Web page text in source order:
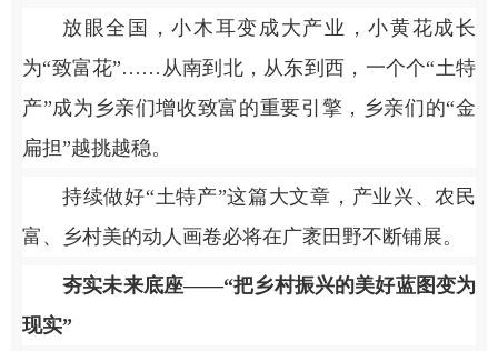
放眼全国，小木耳变成大产业，小黄花成长
为“致富花”……从南到北，从东到西，一个个“土特
产”成为乡亲们增收致富的重要引擎，乡亲们的“金
扁担”越挑越稳。
持续做好“土特产”这篇大文章，产业兴、农民
富、乡村美的动人画卷必将在广袤田野不断铺展。
夯实未来底座——“把乡村振兴的美好蓝图变为
现实”